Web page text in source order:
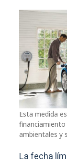
Esta medida
ambientales y
La fecha